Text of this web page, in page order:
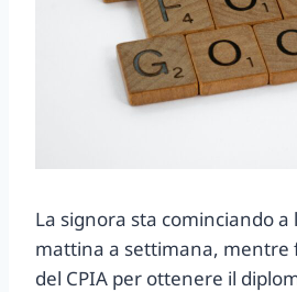
La signora sta cominciando
mattina a settimana, mentre
del CPIA per ottenere il